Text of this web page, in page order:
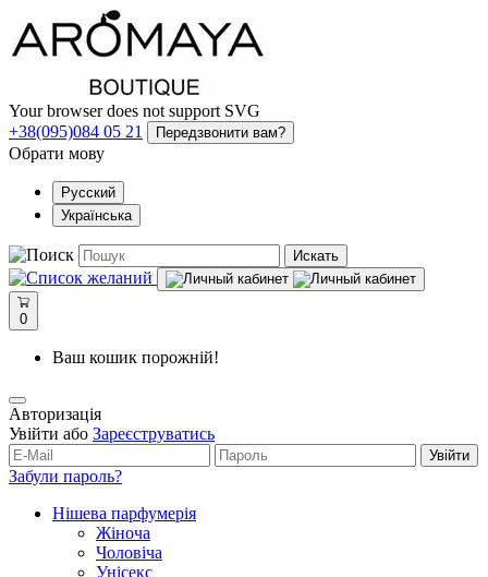
Your browser does not support SVG
+38(095)084 05 21
Передзвонити вам?
Обрати мову
Русский
Українська
Искать
0
Ваш кошик порожній!
Авторизація
Увійти або Зареєструватись
Увійти
Забули пароль?
Нішева парфумерія
Жіноча
Чоловіча
Унісекс